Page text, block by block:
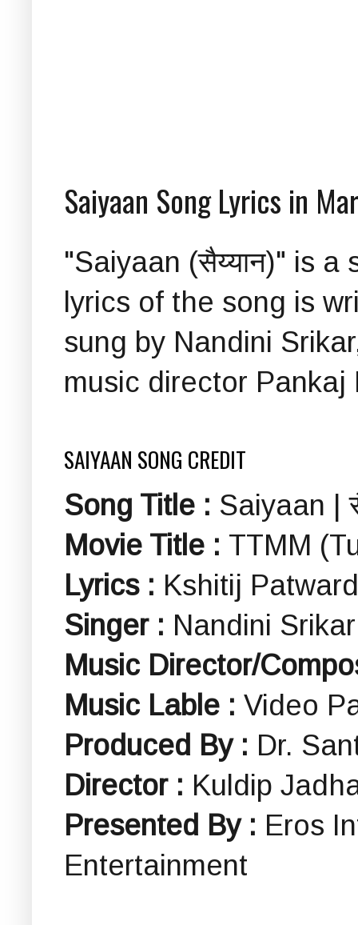
Saiyaan Song Lyrics in
"Saiyaan (सैय्यान)" is
lyrics of the song is
sung by Nandini
music director Pankaj
SAIYAAN SONG CREDIT
Song Title : Saiyaan |
Movie Title : TTMM
Lyrics : Kshitij
Singer : Nandini Srikar
Music Director/
Music Lable : Video
Produced By : Dr.
Director : Kuldip
Presented By : Eros
Entertainment